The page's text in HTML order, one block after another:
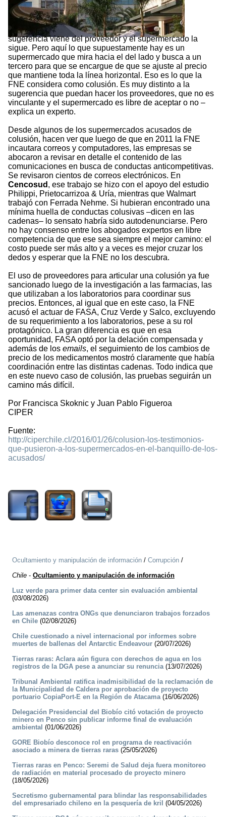
sugerencia viene del proveedor y el supermercado la
sigue. Pero aquí lo que supuestamente hay es un
supermercado que mira hacia el del lado y busca a un
tercero para que se encargue de que se ajuste al precio
que mantiene toda la línea horizontal. Eso es lo que la
FNE considera como colusión. Es muy distinto a la
sugerencia que puedan hacer los proveedores, que no es
vinculante y el supermercado es libre de aceptar o no –
explica un experto.
Desde algunos de los supermercados acusados de
colusión, hacen ver que luego de que en 2011 la FNE
incautara correos y computadores, las empresas se
abocaron a revisar en detalle el contenido de las
comunicaciones en busca de conductas anticompetitivas.
Se revisaron cientos de correos electrónicos. En
Cencosud , ese trabajo se hizo con el apoyo del estudio
Philippi, Prietocarrizoa & Uría, mientras que Walmart
trabajó con Ferrada Nehme. Si hubieran encontrado una
mínima huella de conductas colusivas –dicen en las
cadenas– lo sensato habría sido autodenunciarse. Pero
no hay consenso entre los abogados expertos en libre
competencia de que ese sea siempre el mejor camino: el
costo puede ser más alto y a veces es mejor cruzar los
dedos y esperar que la FNE no los descubra.
El uso de proveedores para articular una colusión ya fue
sancionado luego de la investigación a las farmacias, las
que utilizaban a los laboratorios para coordinar sus
precios. Entonces, al igual que en este caso, la FNE
acusó el actuar de FASA, Cruz Verde y Salco, excluyendo
de su requerimiento a los laboratorios, pese a su rol
protagónico. La gran diferencia es que en esa
oportunidad, FASA optó por la delación compensada y
además de los emails, el seguimiento de los cambios de
precio de los medicamentos mostró claramente que había
coordinación entre las distintas cadenas. Todo indica que
en este nuevo caso de colusión, las pruebas seguirán un
camino más difícil.
Por Francisca Skoknic y Juan Pablo Figueroa
CIPER
Fuente:
http://ciperchile.cl/2016/01/26/colusion-los-testimonios-
que-pusieron-a-los-supermercados-en-el-banquillo-de-los-
acusados/
Ocultamiento y manipulación de información / Corrupción /
Chile - Ocultamiento y manipulación de información
Luz verde para primer data center sin evaluación ambiental
(03/08/2026)
Las amenazas contra ONGs que denunciaron trabajos forzados
en Chile (02/08/2026)
Chile cuestionado a nivel internacional por informes sobre
muertes de ballenas del Antarctic Endeavour (20/07/2026)
Tierras raras: Aclara aún figura con derechos de agua en los
registros de la DGA pese a anunciar su renuncia(13/07/2026)
Tribunal Ambiental ratifica inadmisibilidad de la reclamación de
la Municipalidad de Caldera por aprobación de proyecto
portuario CopiaPort-E en la Región de Atacama(16/06/2026)
Delegación Presidencial del Biobío citó votación de proyecto
minero en Penco sin publicar informe final de evaluación
ambiental (01/06/2026)
GORE Biobío desconoce rol en programa de reactivación
asociado a minera de tierras raras (25/05/2026)
Tierras raras en Penco: Seremi de Salud deja fuera monitoreo
de radiación en material procesado de proyecto minero
(18/05/2026)
Secretismo gubernamental para blindar las responsabilidades
del empresariado chileno en la pesquería de kril (04/05/2026)